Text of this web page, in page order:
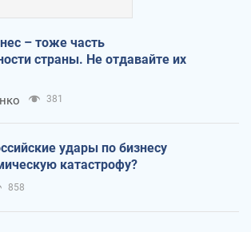
– тоже часть
страны. Не отдавайте их
381
удары по бизнесу
катастрофу?
858